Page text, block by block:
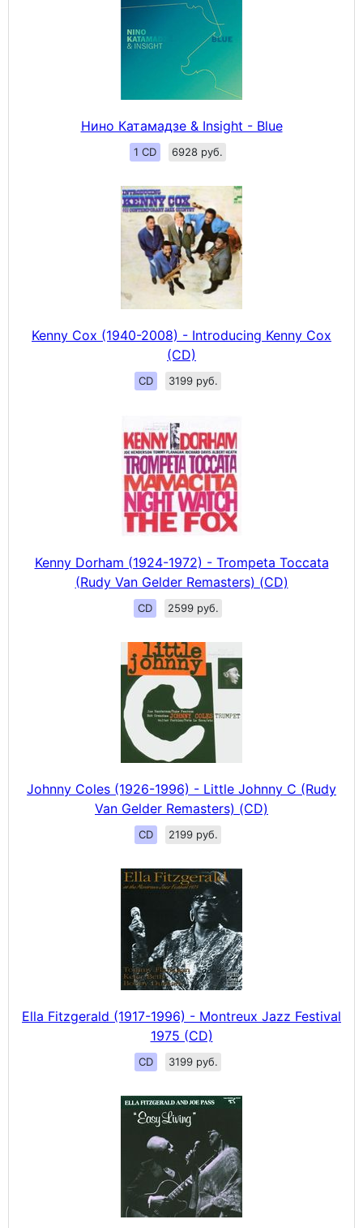
Нино Катамадзе & Insight - Blue
1 CD 6928 руб.
Kenny Cox (1940-2008) - Introducing Kenny Cox
(CD)
CD 3199 руб.
Kenny Dorham (1924-1972) - Trompeta Toccata
(Rudy Van Gelder Remasters) (CD)
CD 2599 руб.
Johnny Coles (1926-1996) - Little Johnny C (Rudy
Van Gelder Remasters) (CD)
CD 2199 руб.
Ella Fitzgerald (1917-1996) - Montreux Jazz Festival
1975 (CD)
CD 3199 руб.